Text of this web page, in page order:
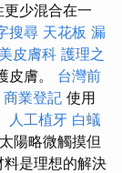
少混合在一
搜尋 天花板 漏
皮膚科 護理之
皮膚。 台灣前
商業登記 使用
人工植牙 白蟻
陽略微觸摸但
是理想的解決